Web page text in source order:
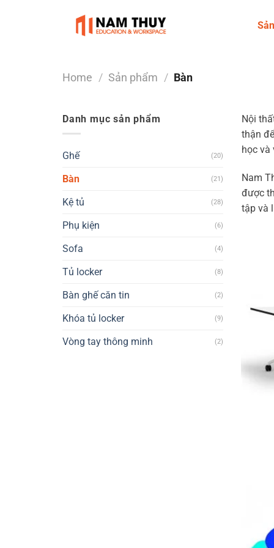
Home / Sản phẩm / Bàn
Danh mục sản phẩm
Ghế (20)
Bàn (21)
Kệ tủ (28)
Phụ kiện (6)
Sofa (4)
Tủ locker (8)
Bàn ghế căn tin (2)
Khóa tủ locker (9)
Vòng tay thông minh (2)
Nội
thận
học và
Nam
được
tập và